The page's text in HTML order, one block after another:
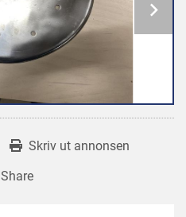
Skriv ut annonsen
Share